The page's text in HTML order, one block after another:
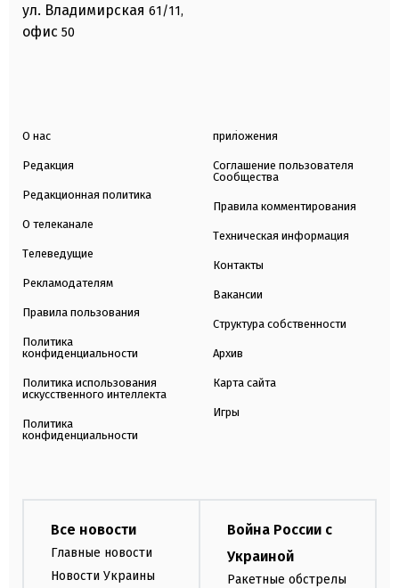
ул. Владимирская 61/11,
офис 50
О нас
Редакция
Редакционная политика
О телеканале
Телеведущие
Рекламодателям
Правила пользования
Политика
конфиденциальности
Политика использования
искусственного интеллекта
Политика
конфиденциальности
приложения
Соглашение пользователя
Сообщества
Правила комментирования
Техническая информация
Контакты
Вакансии
Структура собственности
Архив
Карта сайта
Игры
Все новости
Главные новости
Новости Украины
Война России с
Украиной
Ракетные обстрелы